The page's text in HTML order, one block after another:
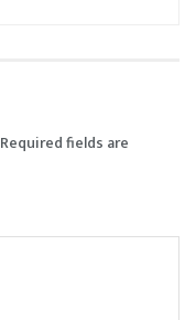
Required fields are